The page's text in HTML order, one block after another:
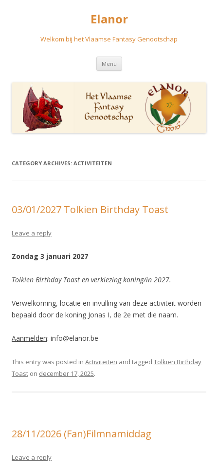
Elanor
Welkom bij het Vlaamse Fantasy Genootschap
Menu Skip
content
CATEGORY ARCHIVES: ACTIVITEITEN
03/01/2027 Tolkien Birthday Toast
Leave a reply
Zondag 3 januari 2027
Tolkien Birthday Toast en verkiezing koning/in 2027.
Verwelkoming, locatie en invulling van deze activiteit worden
bepaald door de koning Jonas I, de 2e met die naam.
Aanmelden: info@elanor.be
This entry was posted in Activiteiten and tagged Tolkien Birthday
Toast on december 17, 2025.
28/11/2026 (Fan)Filmnamiddag
Leave a reply